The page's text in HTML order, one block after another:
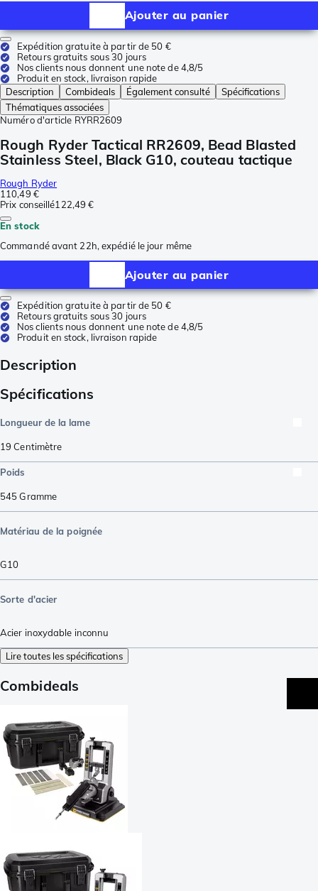
Ajouter au panier
Expédition gratuite à partir de 50 €
Retours gratuits sous 30 jours
Nos clients nous donnent une note de 4,8/5
Produit en stock, livraison rapide
Description
Combideals Également consulté
Spécifications
Thématiques associées
Numéro d'article RYRR2609
Rough Ryder Tactical RR2609, Bead Blasted
Stainless Steel, Black G10, couteau tactique
Rough Ryder
110,49 €
Prix conseillé122,49 €
En stock
Commandé avant 22h, expédié le jour même
Ajouter au panier
Expédition gratuite à partir de 50 €
Retours gratuits sous 30 jours
Nos clients nous donnent une note de 4,8/5
Produit en stock, livraison rapide
Description
Spécifications
Longueur de la lame
19 Centimètre
Poids
545Gramme
Matériau de la poignée
G10
Sorte d'acier
Acier inoxydable inconnu
Lire toutes les spécifications
Combideals